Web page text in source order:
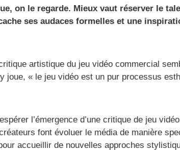
on le regarde. Mieux vaut réserver le
ses audaces formelles et une
artistique du jeu vidéo commercial
« le jeu vidéo est un pur processus
l’émergence d’une critique de jeu
font évoluer le média de manière
accueillir de nouvelles approches